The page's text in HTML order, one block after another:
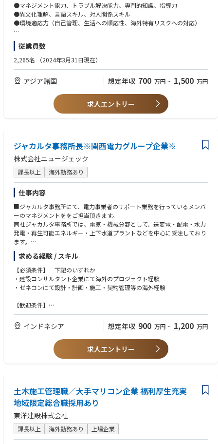
■堅実経営の奥村組
高い技術力と良好な財務体質が特徴です。
自己資本比率が50％もあり、キャッシュも潤沢。与信などに関する心配も
なく、業務に専念いただくことができます。
を集めることや部分最適な外注ができ、社員の過度な負担が減るなど
●マネジメント能力、トラブル解決能力、専門的知識、指導力
●異文化理解、言語スキル、対人関係スキル
●環境適応力（自己管理、生活への順応性、海外特有リスクへの対応）
■下記のご経験をお持ちの方
●建設会社での豊富な施工管理経験を有し、１級資格等の必要な資格を取
得している方。
●シールド工事の経験が豊富な方（未経験の方も歓迎）。
●現場代理人や現場所長。またそれに準ずるご経験をお持ちの方。
■資格 （必須としない）
1級土木施工管理技士 尚可
従業員数
2,265名 （2024年3月31日現在）
アジア諸国 想定年収 700 万円 ~ 1,500 万円
求人エントリー
ジャカルタ事務所長※関西電力グループ企業※
株式会社ニュージェック
課長以上 海外勤務あり
仕事内容
■ジャカルタ事務所にて、電力事業者のサポート業務を行っているメンバ
ーのマネジメントををご担当頂きます。
同社ジャカルタ事務所では、電気・機械分野として、送変電・配電・水力
発電・再生可能エネルギー・上下水道プラントなどを中心に受注しており
ます。
今後は、土木分野として、河川・ダム・電力土木・地質・上水道・下水道
分野などの受注も考えております。
※ビザが整い次第、ジャカルタに駐在頂きます。
求める経験 / スキル
【必須条件】 下記のいずれか
・建設コンサルタント企業にて海外のプロジェクト経験
・ゼネコンにて設計・計画・施工・契約管理等の海外経験
【歓迎条件】
・各分野における技術士等の有資格者
・JICA事業・借款事業関連の技術業務経験者
・ビジネス対応可能な英語力
インドネシア 想定年収 900 万円 ~ 1,200 万円
求人エントリー
土木施工管理職／大手マリコン企業 福利厚生充実
地域限定総合職採用あり
東洋建設株式会社
課長以上 海外勤務あり 上場企業